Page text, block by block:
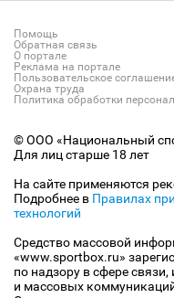
Помощь
Обратная связь
О портале
Реклама на портале
Пользовательское
Охрана труда
Политика обработки
© ООО «Национальный
Для лиц старше 18 лет
На сайте применяются
Подробнее в Правилах
технологий
Средство массовой
«www.sportbox.ru»
по надзору в сфере
и массовых